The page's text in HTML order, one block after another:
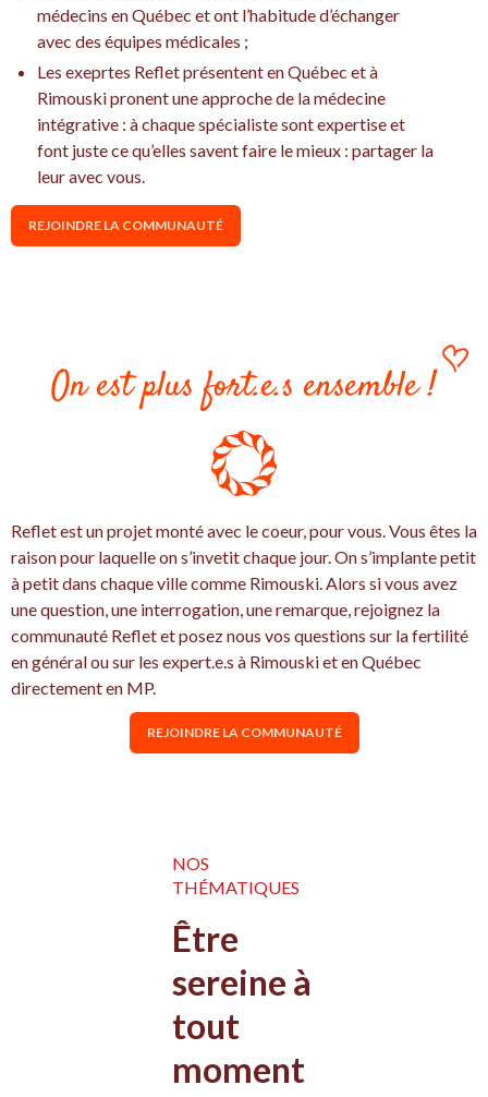
médecins en Québec et ont l’habitude d’échanger
avec des équipes médicales ;
Les exeprtes Reflet présentent en Québec et à
Rimouski pronent une approche de la médecine
intégrative : à chaque spécialiste sont expertise et
font juste ce qu’elles savent faire le mieux : partager la
leur avec vous.
REJOINDRE LA COMMUNAUTÉ
On est plus fort.e.s ensemble !
Reflet est un projet monté avec le coeur, pour vous. Vous êtes la
raison pour laquelle on s’invetit chaque jour. On s’implante petit
à petit dans chaque ville comme Rimouski. Alors si vous avez
une question, une interrogation, une remarque, rejoignez la
communauté Reflet et posez nous vos questions sur la fertilité
en général ou sur les expert.e.s à Rimouski et en Québec
directement en MP.
REJOINDRE LA COMMUNAUTÉ
NOS
THÉMATIQUES
Être
sereine à
tout
moment